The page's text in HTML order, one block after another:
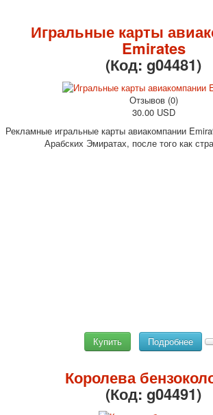
1 сентября школа
Новости карточных колод
Новости открыток
Игральные карты
Emirates
(Код: g04481)
Отзывов (0)
30.00 USD
Рекламные игральные карты авиакомпании
Арабских Эмиратах, после того как
Купить Подробнее
Королева
(Код: g04491)